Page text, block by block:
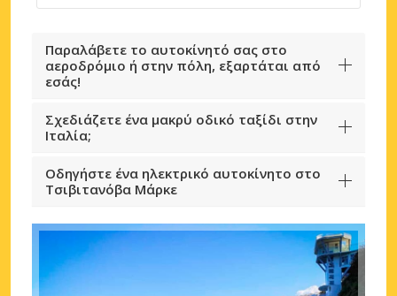
Παραλάβετε το αυτοκίνητό σας στο
αεροδρόμιο ή στην πόλη, εξαρτάται από
εσάς!
Σχεδιάζετε ένα μακρύ οδικό ταξίδι στην
Ιταλία;
Οδηγήστε ένα ηλεκτρικό αυτοκίνητο στο
Τσιβιτανόβα Μάρκε